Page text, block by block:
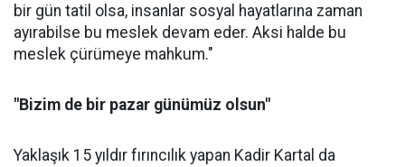
bir gün tatil olsa, insanlar sosyal hayatlarına zaman
ayırabilse bu meslek devam eder. Aksi halde bu
meslek çürümeye mahkum."
"Bizim de bir pazar günümüz olsun"
Yaklaşık 15 yıldır fırıncılık yapan Kadir Kartal da